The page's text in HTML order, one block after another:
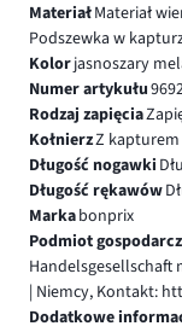
MateriałMateriał
Podszewka w
Kolorjasnoszary
Numer artykułu
Rodzaj zapięcia
KołnierzZ kapturem
Długość nogawki
Długość rękawów
Markabonprix
Podmiot
Handelsgesellschaft
| Niemcy, Kontakt:
Dodatkowe